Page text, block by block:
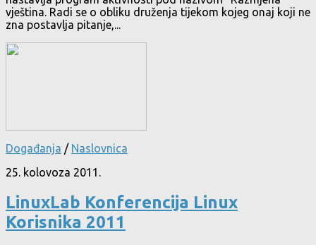
vještina. Radi se o obliku druženja tijekom kojeg onaj koji ne
zna postavlja pitanje,...
Događanja / Naslovnica
25. kolovoza 2011.
LinuxLab Konferencija Linux
Korisnika 2011